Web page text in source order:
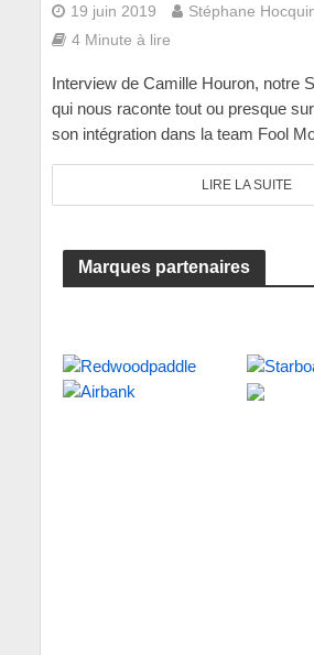
19 juin 2019
Stéphane
4 Minute à lire
Interview de Camille Houron, notre
qui nous raconte tout ou presque
son intégration dans la team Fool
LIRE LA SUITE
Marques partenaires